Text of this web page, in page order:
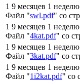
1 9 месяцев 1
Файл "swl.pdf" со
1 9 месяцев 1
Файл "4kat.pdf" со
1 9 месяцев 1
Файл "3kat.pdf" со
1 9 месяцев 1
Файл "1i2kat.pdf" со